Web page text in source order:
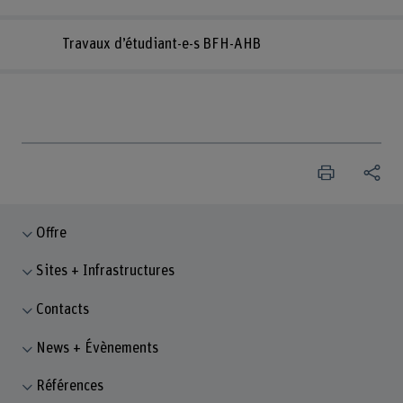
Travaux d’étudiant-e-s BFH-AHB
Offre
Sites + Infrastructures
Contacts
News + Évènements
Références